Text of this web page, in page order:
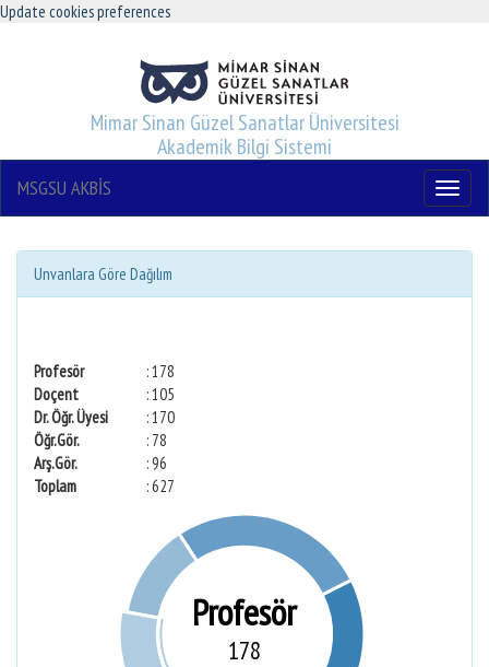
Update cookies preferences
Mimar Sinan Güzel Sanatlar Üniversitesi
Akademik Bilgi Sistemi
Menu
MSGSU AKBİS
Unvanlara Göre Dağılım
Profesör
: 178
Doçent
: 105
Dr. Öğr. Üyesi
: 170
Öğr.Gör.
: 78
Arş.Gör.
: 96
Toplam
: 627
Profesör
178